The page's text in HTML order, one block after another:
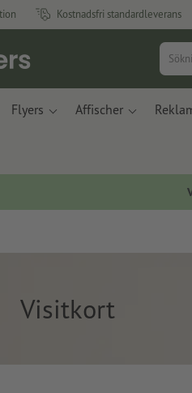
Kostnadsfri standardleverans
Flyers Affischer
Visitkort